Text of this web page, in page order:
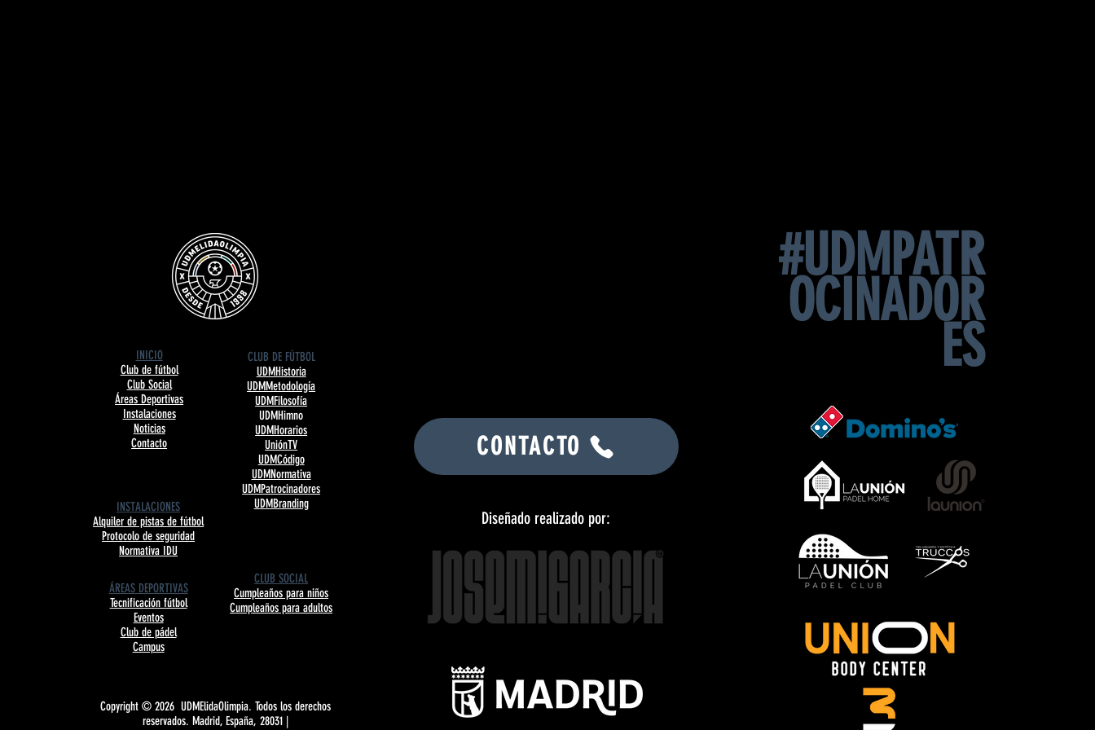
INICIO
Club de fútbol
Club Social
Áreas Deportivas
Instalaciones
Noticias
Contacto
CLUB DE FÚTBOL
UDMHistoria
UDMMetodología
UDMFilosofía
UDMHimno
UDMHorarios
UniónTV
UDMCódigo
UDMNormativa
UDMPatrocinadores
UDMBranding
INSTALACIONES
Alquiler de pistas de fútbol
Protocolo de seguridad
Normativa IDU
ÁREAS DEPORTIVAS
Tecnificación fútbol
Eventos
Club de pádel
Campus
CLUB SOCIAL
Cumpleaños para niños
Cumpleaños para adultos
Copyright © 2026 UDMElidaOlimpia. Todos los derechos
reservados. Madrid, España, 28031 |
CONTACTO
Diseñado realizado por:
#UDMPATR
OCINADOR
ES